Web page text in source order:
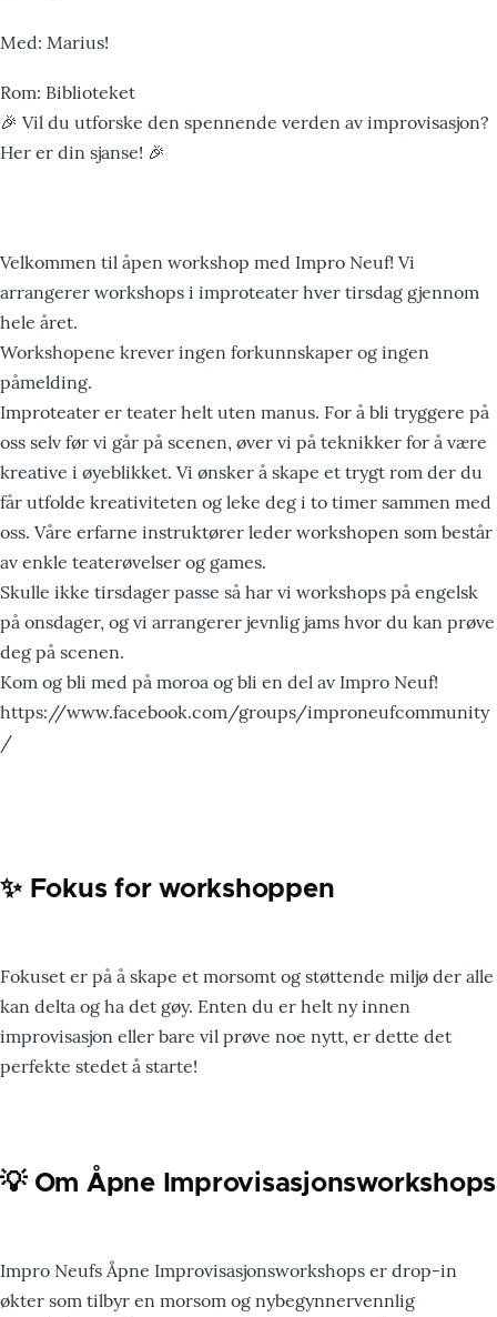
Med: Marius!
Rom: Biblioteket
🎉 Vil du utforske den spennende verden av improvisasjon?
Her er din sjanse! 🎉
Velkommen til åpen workshop med Impro Neuf! Vi
arrangerer workshops i improteater hver tirsdag gjennom
hele året.
Workshopene krever ingen forkunnskaper og ingen
påmelding.
Improteater er teater helt uten manus. For å bli tryggere på
oss selv før vi går på scenen, øver vi på teknikker for å være
kreative i øyeblikket. Vi ønsker å skape et trygt rom der du
får utfolde kreativiteten og leke deg i to timer sammen med
oss. Våre erfarne instruktører leder workshopen som består
av enkle teaterøvelser og games.
Skulle ikke tirsdager passe så har vi workshops på engelsk
på onsdager, og vi arrangerer jevnlig jams hvor du kan prøve
deg på scenen.
Kom og bli med på moroa og bli en del av Impro Neuf!
https://www.facebook.com/groups/improneufcommunity
/
✨ Fokus for workshoppen
Fokuset er på å skape et morsomt og støttende miljø der alle
kan delta og ha det gøy. Enten du er helt ny innen
improvisasjon eller bare vil prøve noe nytt, er dette det
perfekte stedet å starte!
💡 Om Åpne Improvisasjonsworkshops
Impro Neufs Åpne Improvisasjonsworkshops er drop-in
økter som tilbyr en morsom og nybegynnervennlig